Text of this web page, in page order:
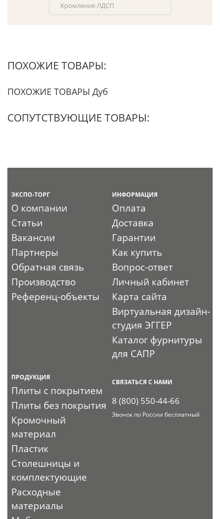
Кромление ЛДСП
ПОХОЖИЕ ТОВАРЫ:
ПОХОЖИЕ ТОВАРЫ Дуб
СОПУТСТВУЮЩИЕ ТОВАРЫ:
ЭКСПО-ТОРГ
О компании
Статьи
Вакансии
Партнеры
Обратная связь
Производство
Референц-объекты
ИНФОРМАЦИЯ
Оплата
Доставка
Гарантии
Как купить
Вопрос-ответ
Личный кабинет
Карта сайта
Виртуальная дизайн-
студия ЭГГЕР
Каталог фурнитуры
для САПР
ПРОДУКЦИЯ
Плиты с покрытием
Плиты без покрытия
Кромочный
материал
Пластик
Столешницы и
комплектующие
Расходные
материалы
СВЯЗАТЬСЯ С НАМИ
8 (800) 550-44-66
Звонок по России бесплатный